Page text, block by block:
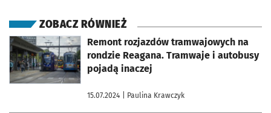
ZOBACZ RÓWNIEŻ
Remont rozjazdów tramwajowych na
rondzie Reagana. Tramwaje i autobusy
pojadą inaczej
15.07.2024 | Paulina Krawczyk
otworzy się w nowej karcie